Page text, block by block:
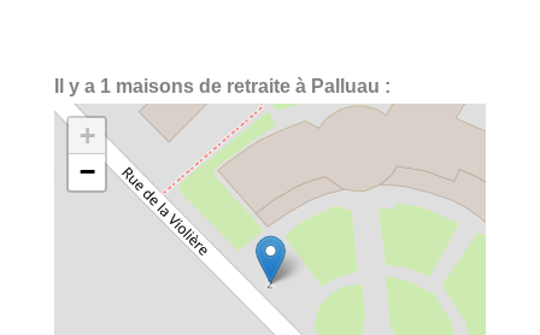
Il y a 1 maisons de retraite à Palluau :
+
−